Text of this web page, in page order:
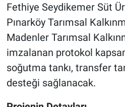
Fethiye Seydikemer Süt
Pınarköy Tarımsal
Madenler Tarımsal
imzalanan protokol
soğutma tankı, transfer
desteği sağlanacak.